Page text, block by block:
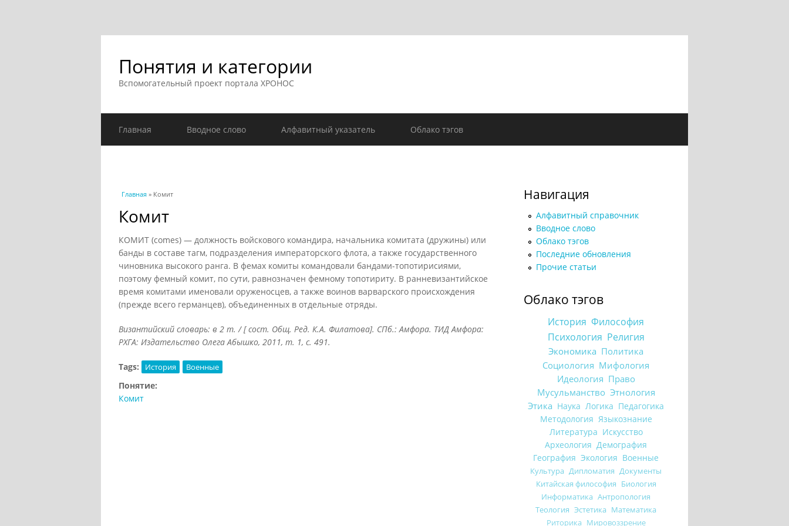
Понятия и категории
Вспомогательный проект портала ХРОНОС
Главная Вводное слово Алфавитный указатель Облако тэгов
Вы здесь
Главная » Комит
Комит
КОМИТ (comes) — должность войскового командира, начальника комитата (дружины) или
банды в составе тагм, подразделения императорского флота, а также государственного
чиновника высокого ранга. В фемах комиты командовали бандами-топотирисиями,
поэтому фемный комит, по сути, равнозначен фемному топотириту. В ранневизантийское
время комитами именовали оруженосцев, а также воинов варварского происхождения
(прежде всего германцев), объединенных в отдельные отряды.
Византийский словарь: в 2 т. / [ сост. Общ. Ред. К.А. Филатова]. СПб.: Амфора. ТИД Амфора:
РХГА: Издательство Олега Абышко, 2011, т. 1, с. 491.
Tags: История Военные
Понятие:
Комит
Навигация
Алфавитный справочник
Вводное слово
Облако тэгов
Последние обновления
Прочие статьи
Облако тэгов
История Философия
Психология Религия
Экономика Политика
Социология Мифология
Идеология Право
Мусульманство Этнология
Этика Наука Логика Педагогика
Методология Языкознание
Литература Искусство
Археология Демография
География Экология Военные
Культура Дипломатия Документы
Китайская философия Биология
Информатика Антропология
Теология Эстетика Математика
Риторика Мировоззрение